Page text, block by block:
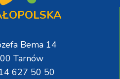
Bema 14
Tarnów
627 50 50